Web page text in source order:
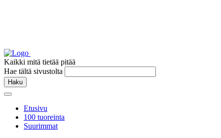
Kaikki mitä tietää pitää
Hae tältä sivustolta
Haku
Etusivu
100 tuoreinta
Suurimmat